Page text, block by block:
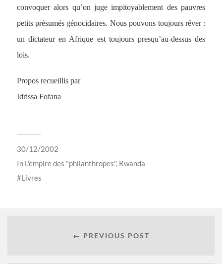
convoquer alors qu’on juge impitoyablement des pauvres
petits présumés génocidaires. Nous pouvons toujours rêver :
un dictateur en Afrique est toujours presqu’au-dessus des
lois.
Propos recueillis par
Idrissa Fofana
30/12/2002
In L'empire des "philanthropes", Rwanda
Livres
← PREVIOUS POST